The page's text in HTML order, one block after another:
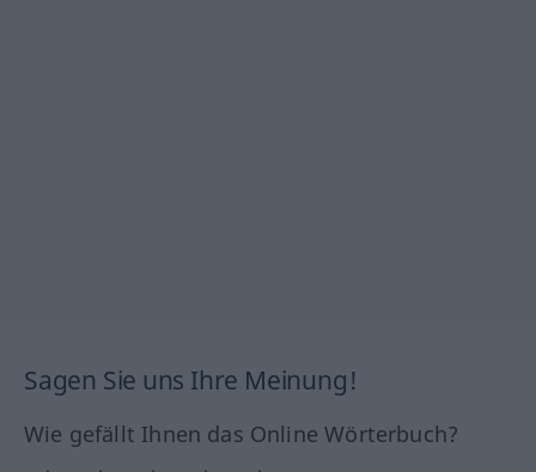
Sagen Sie uns Ihre Meinung!
Wie gefällt Ihnen das Online Wörterbuch?